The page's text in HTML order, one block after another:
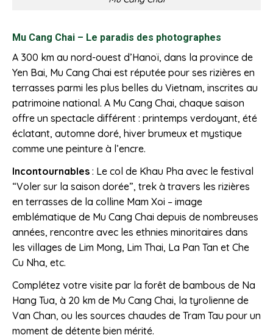
Mu Cang Chai – Le paradis des photographes
A 300 km au nord-ouest d’Hanoï, dans la province de
Yen Bai, Mu Cang Chai est réputée pour ses rizières en
terrasses parmi les plus belles du Vietnam, inscrites au
patrimoine national. A Mu Cang Chai, chaque saison
offre un spectacle différent : printemps verdoyant, été
éclatant, automne doré, hiver brumeux et mystique
comme une peinture à l’encre.
Incontournables : Le col de Khau Pha avec le festival
“Voler sur la saison dorée”, trek à travers les rizières
en terrasses de la colline Mam Xoi – image
emblématique de Mu Cang Chai depuis de nombreuses
années, rencontre avec les ethnies minoritaires dans
les villages de Lim Mong, Lim Thai, La Pan Tan et Che
Cu Nha, etc.
Complétez votre visite par la forêt de bambous de Na
Hang Tua, à 20 km de Mu Cang Chai, la tyrolienne de
Van Chan, ou les sources chaudes de Tram Tau pour un
moment de détente bien mérité.